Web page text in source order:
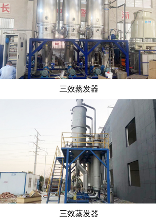
三效蒸发器
三效蒸发器